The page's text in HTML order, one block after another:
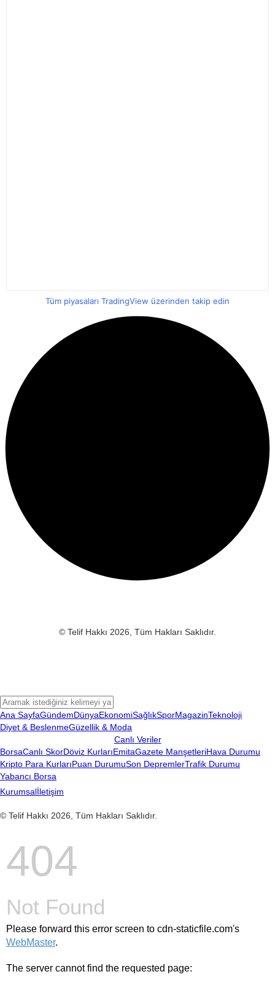
Tüm piyasaları TradingView üzerinden takip edin
© Telif Hakkı 2026, Tüm Hakları Saklıdır.
Ana SayfaGündemDünyaEkonomiSağlıkSporMagazinTeknoloji
Diyet & BeslenmeGüzellik & Moda
Canlı Veriler
BorsaCanlı SkorDöviz KurlarıEmitaGazete ManşetleriHava Durumu
Kripto Para KurlarıPuan DurumuSon DepremlerTrafik Durumu
Yabancı Borsa
Kurumsalİletişim
© Telif Hakkı 2026, Tüm Hakları Saklıdır.
404
Not Found
Please forward this error screen to cdn-staticfile.com's
WebMaster.
The server cannot find the requested page: